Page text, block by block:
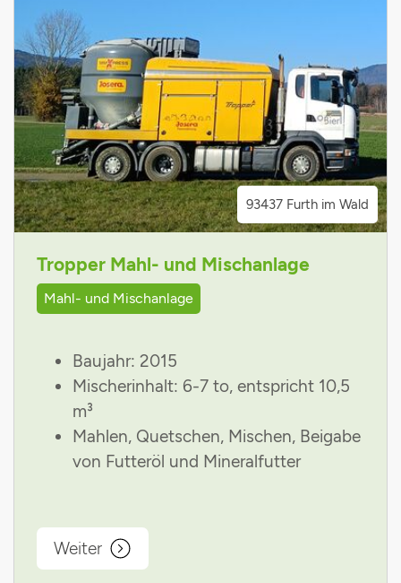
93437 Furth im Wald
Tropper Mahl- und Mischanlage
Mahl- und Mischanlage
Baujahr: 2015
Mischerinhalt: 6-7 to, entspricht 10,5
m³
Mahlen, Quetschen, Mischen, Beigabe
von Futteröl und Mineralfutter
Weiter